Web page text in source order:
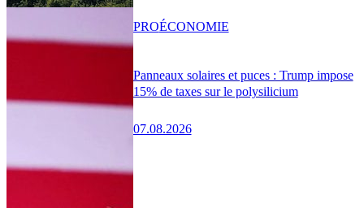
Panneaux solaires et puces : Trump impose
15% de taxes sur le polysilicium
07.08.2026
PROÉCONOMIE